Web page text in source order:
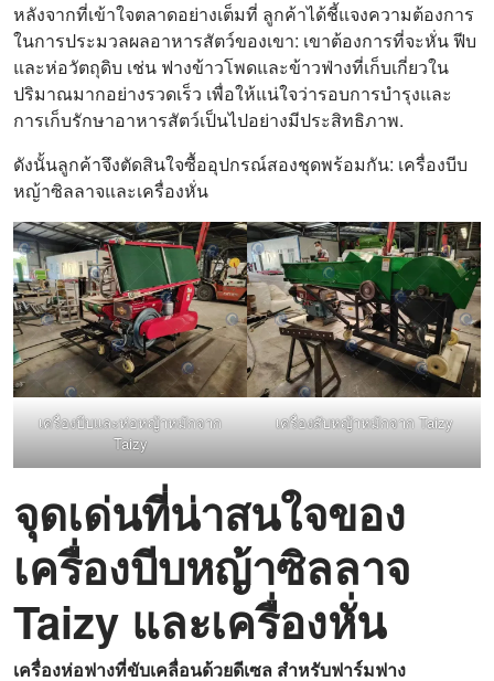
หลังจากที่เข้าใจตลาดอย่างเต็มที่ ลูกค้าได้ชี้แจงความต้องการ
ในการประมวลผลอาหารสัตว์ของเขา: เขาต้องการที่จะหั่น ฟีบ
และห่อวัตถุดิบ เช่น ฟางข้าวโพดและข้าวฟ่างที่เก็บเกี่ยวใน
ปริมาณมากอย่างรวดเร็ว เพื่อให้แน่ใจว่ารอบการบำรุงและ
การเก็บรักษาอาหารสัตว์เป็นไปอย่างมีประสิทธิภาพ.
ดังนั้นลูกค้าจึงตัดสินใจซื้ออุปกรณ์สองชุดพร้อมกัน: เครื่องบีบ
หญ้าซิลลาจและเครื่องหั่น
เครื่องบีบและห่อหญ้าหมักจาก
Taizy
เครื่องสับหญ้าหมักจาก Taizy
จุดเด่นที่น่าสนใจของ
เครื่องบีบหญ้าซิลลาจ
Taizy และเครื่องหั่น
เครื่องห่อฟางที่ขับเคลื่อนด้วยดีเซล สำหรับฟาร์มฟาง